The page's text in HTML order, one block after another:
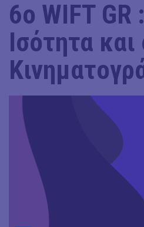
6ο WIFT
Ισότητα